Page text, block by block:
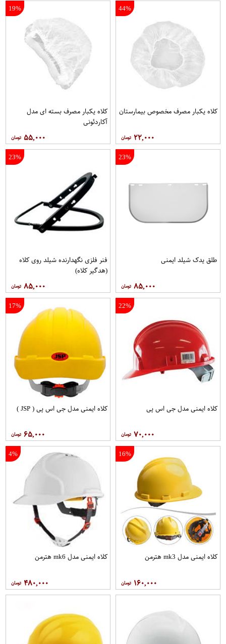
44%
کلاه يکبار مصرف مخصوص بيمارستان
۲۲,۰۰۰
19%
کلاه يکبار مصرف بسته ای مدل
آکاردئونی
۵۵,۰۰۰
23%
طلق یدک شیلد ایمنی
۸۵,۰۰۰
23%
فنر فلزی نگهدارنده شیلد روی کلاه
(هدگیر کلاه)
۸۵,۰۰۰
22%
کلاه ایمنی مدل جی اس پی
۷۰,۰۰۰
17%
کلاه ايمنی مدل جی اس پی ( JSP )
۶۵,۰۰۰
16%
کلاه ايمنی مدل mk3 هترمن
۱۶۰,۰۰۰
4%
کلاه ايمنی مدل mk6 هترمن
۴۸۰,۰۰۰